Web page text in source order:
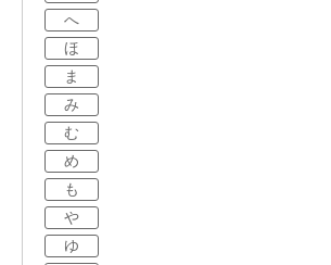
へ
ほ
ま
み
む
め
も
や
ゆ